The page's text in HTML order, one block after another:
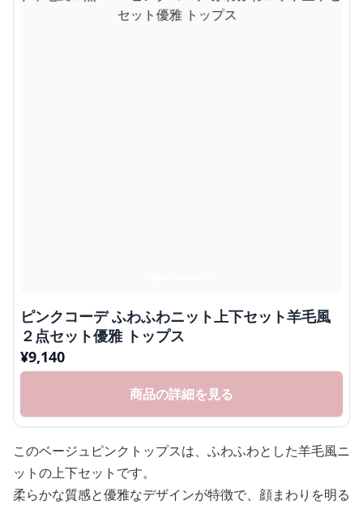
ピンクコーデ ふわふわニット上下セット羊毛風
２点セット優雅 トップス
¥9,140
商品の詳細を見る
このベージュピンクトップスは、ふわふわとした羊毛風ニ
ットの上下セットです。
柔らかな質感と優雅なデザインが特徴で、顔まわりを明る